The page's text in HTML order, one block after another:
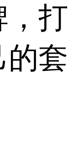
，打
的套